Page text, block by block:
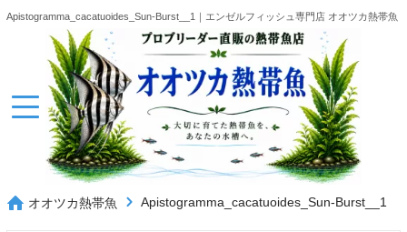
Apistogramma_cacatuoides_Sun-Burst__1｜エンゼルフィッシュ専門店 オオツカ熱帯魚
オオツカ熱帯魚 Apistogramma_cacatuoides_Sun-Burst__1